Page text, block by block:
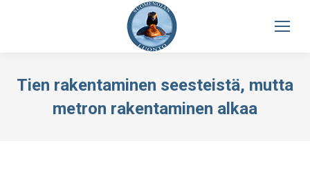
Tien rakentaminen seesteistä, mutta
metron rakentaminen alkaa